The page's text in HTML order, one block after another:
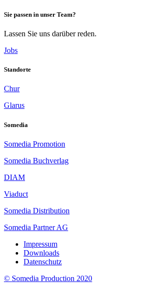
Sie passen in unser Team?
Lassen Sie uns darüber reden.
Jobs
Standorte
Chur
Glarus
Somedia
Somedia Promotion
Somedia Buchverlag
DIAM
Viaduct
Somedia Distribution
Somedia Partner AG
Impressum
Downloads
Datenschutz
© Somedia Production 2020